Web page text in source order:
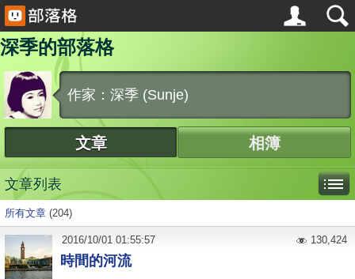
深季的部落格
作家：深季 (Sunje)
文章 相簿
文章列表
所有文章 (204)
時間的河流
2016/10/01 01:55:57 130,424